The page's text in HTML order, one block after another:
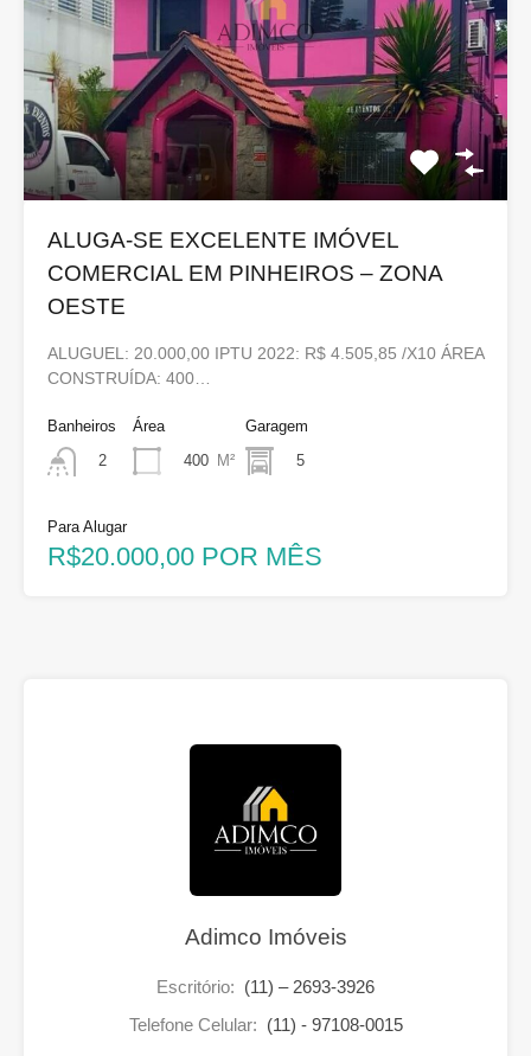
ALUGA-SE EXCELENTE IMÓVEL
COMERCIAL EM PINHEIROS – ZONA
OESTE
ALUGUEL: 20.000,00 IPTU 2022: R$ 4.505,85 /X10 ÁREA
CONSTRUÍDA: 400…
Banheiros
2
Área
400 M²
Garagem
5
Para Alugar
R$20.000,00 POR MÊS
Adimco Imóveis
Escritório: (11) – 2693-3926
Telefone Celular: (11) - 97108-0015